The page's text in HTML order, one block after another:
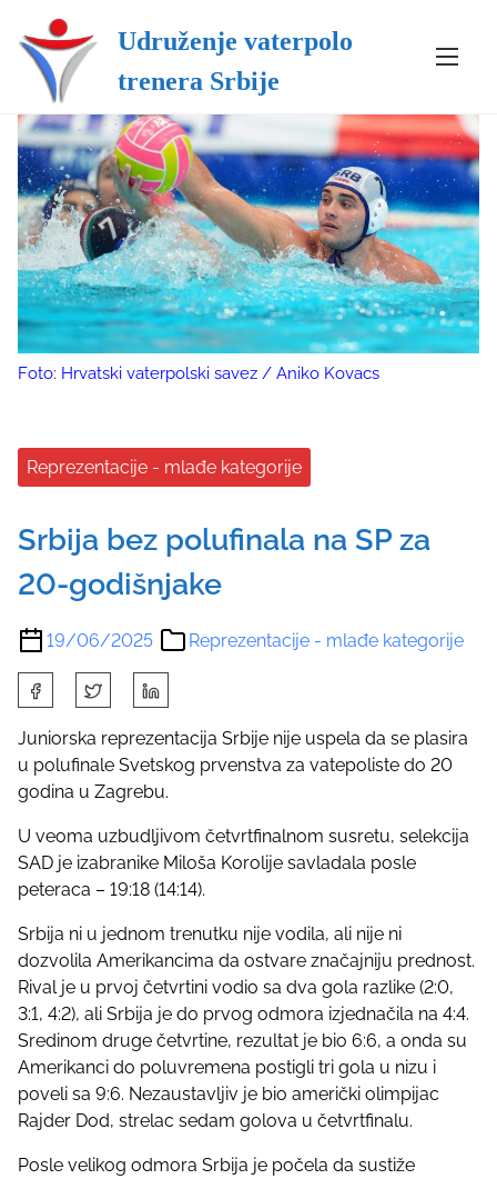
Udruženje vaterpolo
trenera Srbije
Foto: Hrvatski vaterpolski savez / Aniko Kovacs
Reprezentacije - mlađe kategorije
Srbija bez polufinala na SP za
20-godišnjake
19/06/2025 Reprezentacije - mlađe kategorije
h
a
r
e
h
i
s
p
o
s
t
o
n
Juniorska reprezentacija Srbije nije uspela da se plasira
u polufinale Svetskog prvenstva za vatepoliste do 20
godina u Zagrebu.
U veoma uzbudljivom četvrtfinalnom susretu, selekcija
SAD je izabranike Miloša Korolije savladala posle
peteraca – 19:18 (14:14).
Srbija ni u jednom trenutku nije vodila, ali nije ni
dozvolila Amerikancima da ostvare značajniju prednost.
Rival je u prvoj četvrtini vodio sa dva gola razlike (2:0,
3:1, 4:2), ali Srbija je do prvog odmora izjednačila na 4:4.
Sredinom druge četvrtine, rezultat je bio 6:6, a onda su
Amerikanci do poluvremena postigli tri gola u nizu i
poveli sa 9:6. Nezaustavljiv je bio američki olimpijac
Rajder Dod, strelac sedam golova u četvrtfinalu.
Posle velikog odmora Srbija je počela da sustiže